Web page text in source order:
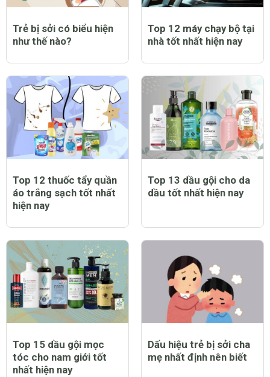
Trẻ bị sởi có biểu hiện
như thế nào?
Top 12 máy chạy bộ tại
nhà tốt nhất hiện nay
Top 12 thuốc tẩy quần
áo trắng sạch tốt nhất
hiện nay
Top 13 dầu gội cho da
dầu tốt nhất hiện nay
Top 15 dầu gội mọc
tóc cho nam giới tốt
nhất hiện nay
Dấu hiệu trẻ bị sởi cha
mẹ nhất định nên biết